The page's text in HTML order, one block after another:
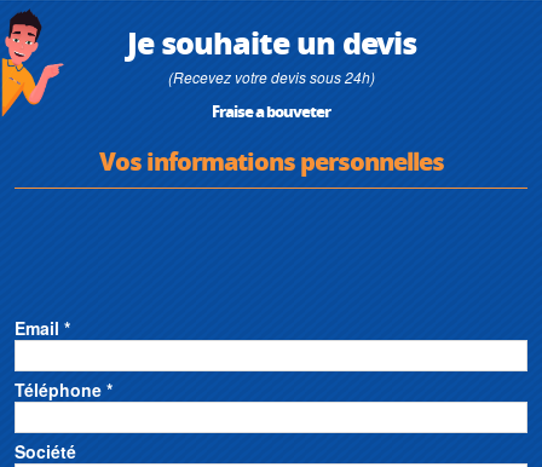
Je souhaite un devis
(Recevez votre devis sous 24h)
Fraise a bouveter
Vos informations personnelles
Email *
Téléphone *
Société